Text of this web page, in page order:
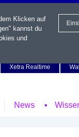
Xetra Realtime
News
Klicken auf
kannst du
und